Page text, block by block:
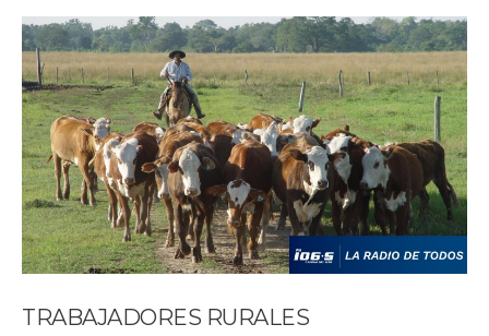
TRABAJADORES RURALES